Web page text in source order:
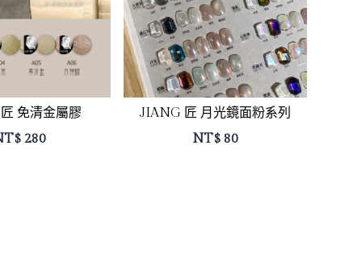
免清金屬膠
280
JIANG 匠 月光鏡面粉系列
NT$80